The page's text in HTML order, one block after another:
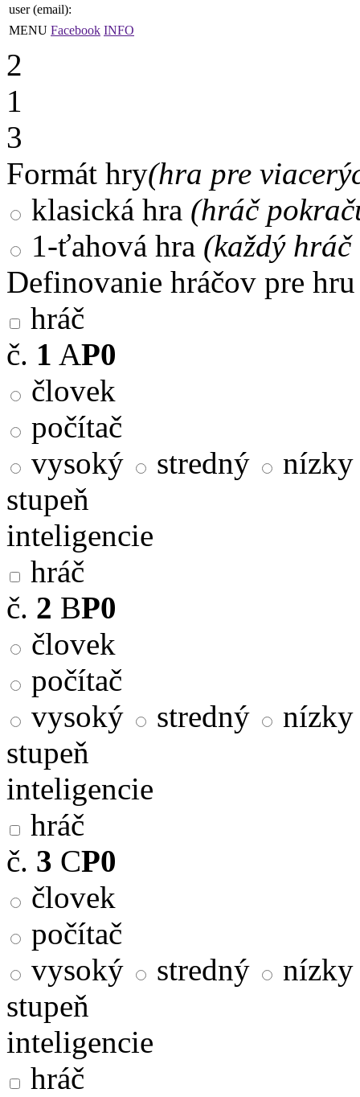
user (email):
MENU Facebook INFO
2
1
3
Formát hry(hra pre
klasická hra (hráč
1-ťahová hra (každý
Definovanie hráčov pre hru
hráč
č. 1 AP0
človek
počítač
vysoký
stredný
nízky
stupeň
inteligencie
hráč
č. 2 BP0
človek
počítač
vysoký
stredný
nízky
stupeň
inteligencie
hráč
č. 3 CP0
človek
počítač
vysoký
stredný
nízky
stupeň
inteligencie
hráč